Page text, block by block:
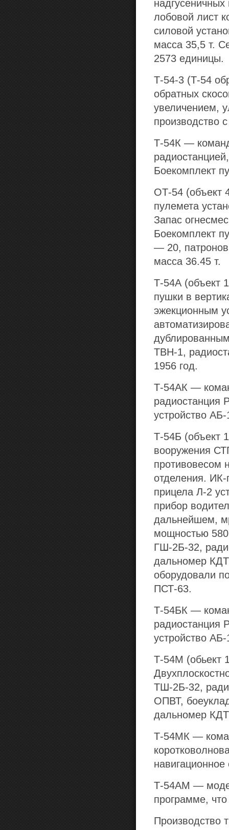
лобовой лист
силовой
масса 35,5 т.
2573 единицы.
Т-54-3 (Т-54
обратных
увеличением,
производство
Т-54К —
Боекомплект
ОТ-54 (объект
пулемета
Запас
Боекомплект
— 20,
масса 36.45 т.
Т-54А (объект
пушки в
эжекционным
ТВН-1,
1956 год.
Т-54АК —
радиостанция
устройство
Т-54Б (объект
вооружения
противовесом
отделения.
прицела Л-2
прибор
дальнейшем,
мощностью
ГШ-2Б-32,
дальномер
оборудовали
ПСТ-63.
Т-54БК —
радиостанция
устройство
Т-54М (обьект
ТШ-2Б-32,
ОПВТ,
дальномер
Т-54МК —
Т-54АМ —
программе,
Производство